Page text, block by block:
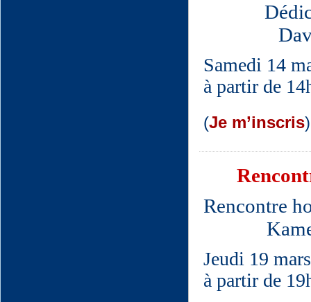
Samedi 14
à partir de
(Je m’inscris)
Rencontre
Jeudi 19 mars
à partir de